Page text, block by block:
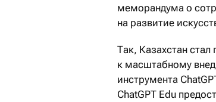
меморандума о
на развитие
Так, Казахстан
к масштабному
инструмента
ChatGPT Edu